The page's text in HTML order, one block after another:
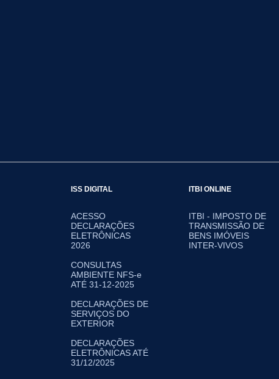
ISS DIGITAL
ACESSO
DECLARAÇÕES
ELETRÔNICAS
2026
CONSULTAS
AMBIENTE NFS-e
ATÉ 31-12-2025
DECLARAÇÕES DE
SERVIÇOS DO
EXTERIOR
DECLARAÇÕES
ELETRÔNICAS ATÉ
31/12/2025
ITBI ONLINE
ITBI - IMPOSTO DE
TRANSMISSÃO DE
BENS IMÓVEIS
INTER-VIVOS